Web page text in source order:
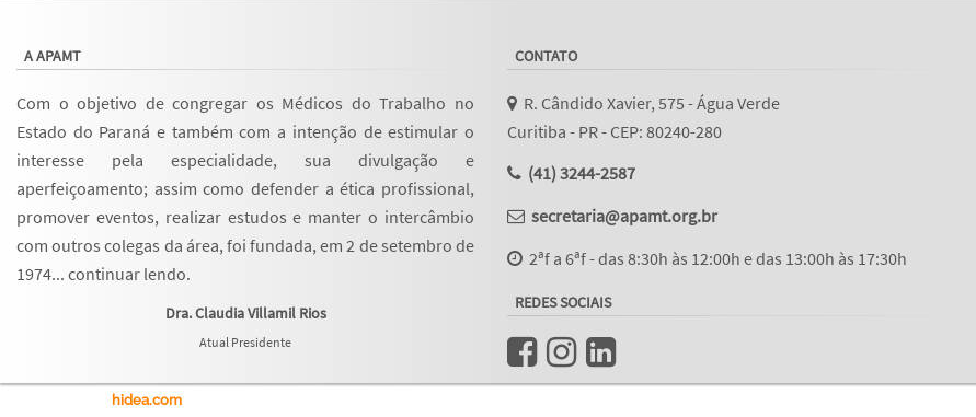
A APAMT
Com o objetivo de congregar os Médicos do Trabalho no
Estado do Paraná e também com a intenção de estimular o
interesse pela especialidade, sua divulgação e
aperfeiçoamento; assim como defender a ética profissional,
promover eventos, realizar estudos e manter o intercâmbio
com outros colegas da área, foi fundada, em 2 de setembro de
1974... continuar lendo.
Dra. Claudia Villamil Rios
Atual Presidente
CONTATO
R. Cândido Xavier, 575 - Água Verde
Curitiba - PR - CEP: 80240-280
(41) 3244-2587
secretaria@apamt.org.br
2ªf a 6ªf - das 8:30h às 12:00h e das 13:00h às 17:30h
REDES SOCIAIS
hidea.com